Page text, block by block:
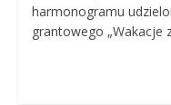
harmonogramu
grantowego „Wakacje